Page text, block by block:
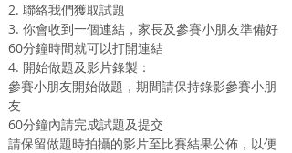
2. 聯絡我們獲取試題
3. 你會收到一個連結，家長及參賽小朋友準備好
60分鐘時間就可以打開連結
4. 開始做題及影片錄製：
參賽小朋友開始做題，期間請保持錄影參賽小朋
友
60分鐘內請完成試題及提交
請保留做題時拍攝的影片至比賽結果公佈，以便